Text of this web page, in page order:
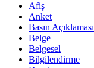
Afiş
Anket
Basın Açıklaması
Belge
Belgesel
Bilgilendirme